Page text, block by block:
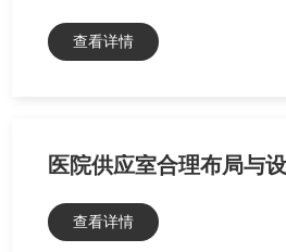
查看详情
医院供应室合理布局与
查看详情